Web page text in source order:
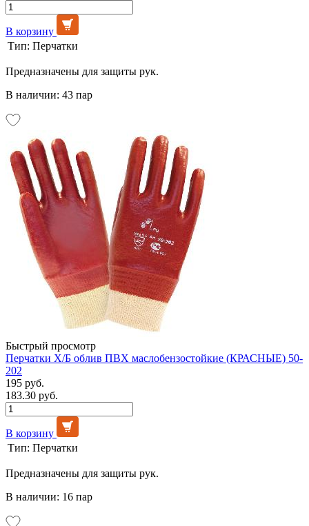
В корзину
Тип: Перчатки
Предназначены для защиты рук.
В наличии: 43 пар
Быстрый просмотр
Перчатки Х/Б облив ПВХ маслобензостойкие (КРАСНЫЕ) 50-
202
195 руб.
183.30 руб.
В корзину
Тип: Перчатки
Предназначены для защиты рук.
В наличии: 16 пар